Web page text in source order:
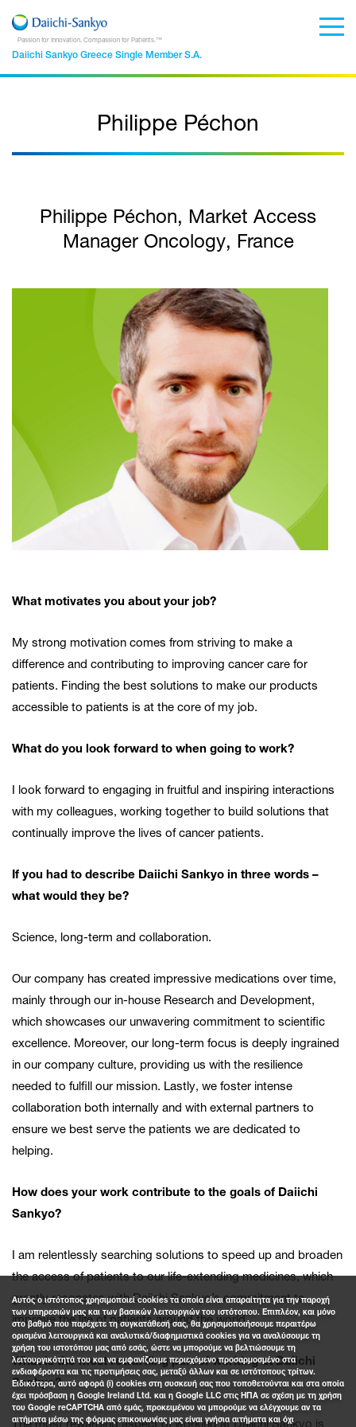
Passion for Innovation. Compassion for Patients.™
Daiichi Sankyo Greece Single Member S.A.
Philippe Péchon
Philippe Péchon, Market Access
Manager Oncology, France
What motivates you about your job?
My strong motivation comes from striving to make a
difference and contributing to improving cancer care for
patients. Finding the best solutions to make our products
accessible to patients is at the core of my job.
What do you look forward to when going to work?
I look forward to engaging in fruitful and inspiring interactions
with my colleagues, working together to build solutions that
continually improve the lives of cancer patients.
If you had to describe Daiichi Sankyo in three words –
what would they be?
Science, long-term and collaboration.
Our company has created impressive medications over time,
mainly through our in-house Research and Development,
which showcases our unwavering commitment to scientific
excellence. Moreover, our long-term focus is deeply ingrained
in our company culture, providing us with the resilience
needed to fulfill our mission. Lastly, we foster intense
collaboration both internally and with external partners to
ensure we best serve the patients we are dedicated to
helping.
How does your work contribute to the goals of Daiichi
Sankyo?
I am relentlessly searching solutions to speed up and broaden
the access of patients to our life-extending medicines, which
greatly resonates with Daiichi Sankyo’s commitment to
improve the life of patients around the world.
What is the most rewarding part of working at Daiichi
Sankyo?
Αυτός ο ιστότοπος χρησιμοποιεί cookies τα οποία είναι απαραίτητα για την παροχή
των υπηρεσιών μας και των βασικών λειτουργιών του ιστότοπου. Επιπλέον, και μόνο
στο βαθμό που παρέχετε τη συγκατάθεσή σας, θα χρησιμοποιήσουμε περαιτέρω
ορισμένα λειτουργικά και αναλυτικά/διαφημιστικά cookies για να αναλύσουμε τη
χρήση του ιστοτόπου μας από εσάς, ώστε να μπορούμε να βελτιώσουμε τη
λειτουργικότητά του και να εμφανίζουμε περιεχόμενο προσαρμοσμένο στα
ενδιαφέροντα και τις προτιμήσεις σας, μεταξύ άλλων και σε ιστότοπους τρίτων.
Ειδικότερα, αυτό αφορά (i) cookies στη συσκευή σας που τοποθετούνται και στα οποία
έχει πρόσβαση η Google Ireland Ltd. και η Google LLC στις ΗΠΑ σε σχέση με τη χρήση
του Google reCAPTCHA από εμάς, προκειμένου να μπορούμε να ελέγχουμε αν τα
αιτήματα μέσω της φόρμας επικοινωνίας μας είναι γνήσια αιτήματα και όχι